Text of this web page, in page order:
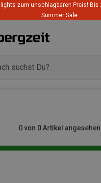
zum unschlagbaren Preis! Bis
Summer Sale
0 von 0 Artikel angesehen